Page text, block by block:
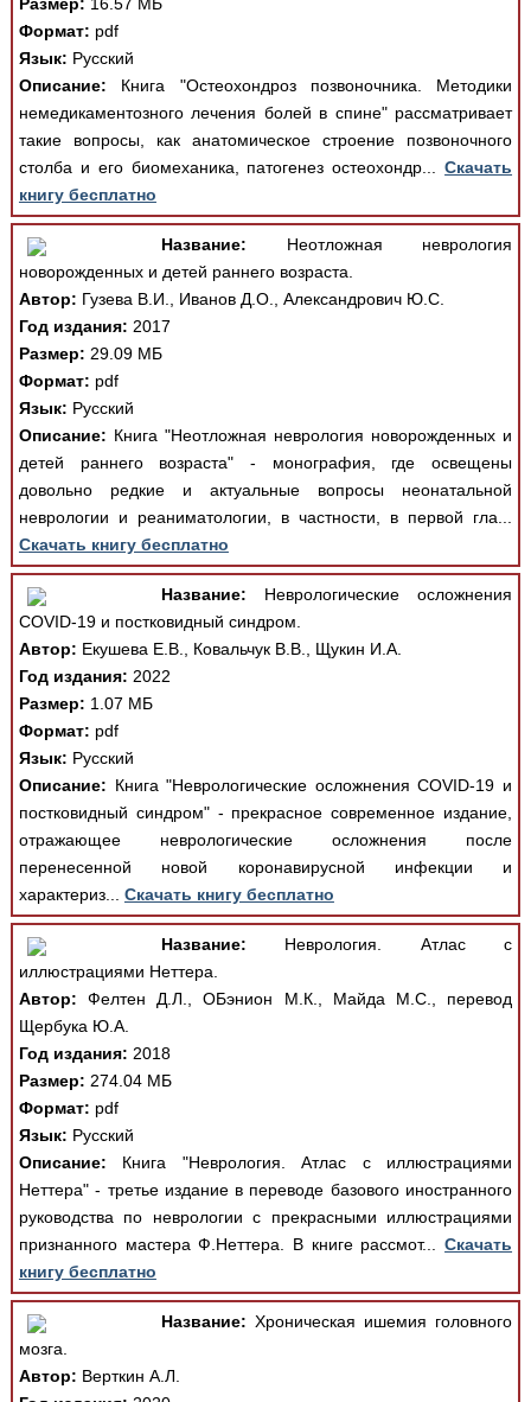
Формат: pdf
Язык: Русский
Описание: Книга "Остеохондроз позвоночника. Методики
немедикаментозного лечения болей в спине" рассматривает
такие вопросы, как анатомическое строение позвоночного
столба и его биомеханика, патогенез остеохондр...Скачать
книгу бесплатно
Название: Неотложная неврология
новорожденных и детей раннего возраста.
Автор: Гузева В.И., Иванов Д.О., Александрович Ю.С.
Год издания: 2017
Размер: 29.09 МБ
Формат: pdf
Язык: Русский
Описание: Книга "Неотложная неврология новорожденных и
детей раннего возраста" - монография, где освещены
довольно редкие и актуальные вопросы неонатальной
неврологии и реаниматологии, в частности, в первой гла...
Скачать книгу бесплатно
Название: Неврологические осложнения
COVID-19 и постковидный синдром.
Автор: Екушева Е.В., Ковальчук В.В., Щукин И.А.
Год издания: 2022
Размер: 1.07 МБ
Формат: pdf
Язык: Русский
Описание: Книга "Неврологические осложнения COVID-19 и
постковидный синдром" - прекрасное современное издание,
отражающее неврологические осложнения после
перенесенной новой коронавирусной инфекции и
характериз... Скачать книгу бесплатно
Название: Неврология. Атлас с
иллюстрациями Неттера.
Автор: Фелтен Д.Л., ОБэнион М.К., Майда М.С., перевод
Щербука Ю.А.
Год издания: 2018
Размер: 274.04 МБ
Формат: pdf
Язык: Русский
Описание: Книга "Неврология. Атлас с иллюстрациями
Неттера" - третье издание в переводе базового иностранного
руководства по неврологии с прекрасными иллюстрациями
признанного мастера Ф.Неттера. В книге рассмот...Скачать
книгу бесплатно
Название: Хроническая ишемия головного
мозга.
Автор: Верткин А.Л.